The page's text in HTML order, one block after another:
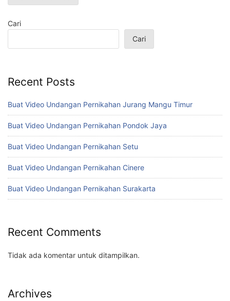
Cari
Cari
Recent Posts
Buat Video Undangan Pernikahan Jurang Mangu Timur
Buat Video Undangan Pernikahan Pondok Jaya
Buat Video Undangan Pernikahan Setu
Buat Video Undangan Pernikahan Cinere
Buat Video Undangan Pernikahan Surakarta
Recent Comments
Tidak ada komentar untuk ditampilkan.
Archives